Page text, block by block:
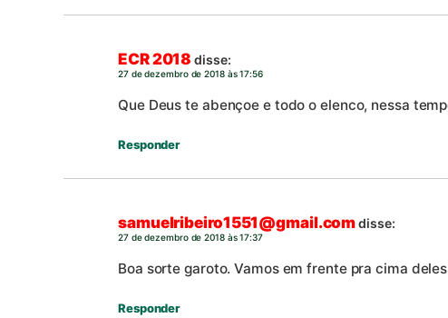
ECR 2018 disse:
27 de dezembro de 2018 às 17:56
Que Deus te abençoe e todo o elenco, nessa
Responder
samuelribeiro1551@gmail.comdisse:
27 de dezembro de 2018 às 17:37
Boa sorte garoto. Vamos em frente pra cima
Responder